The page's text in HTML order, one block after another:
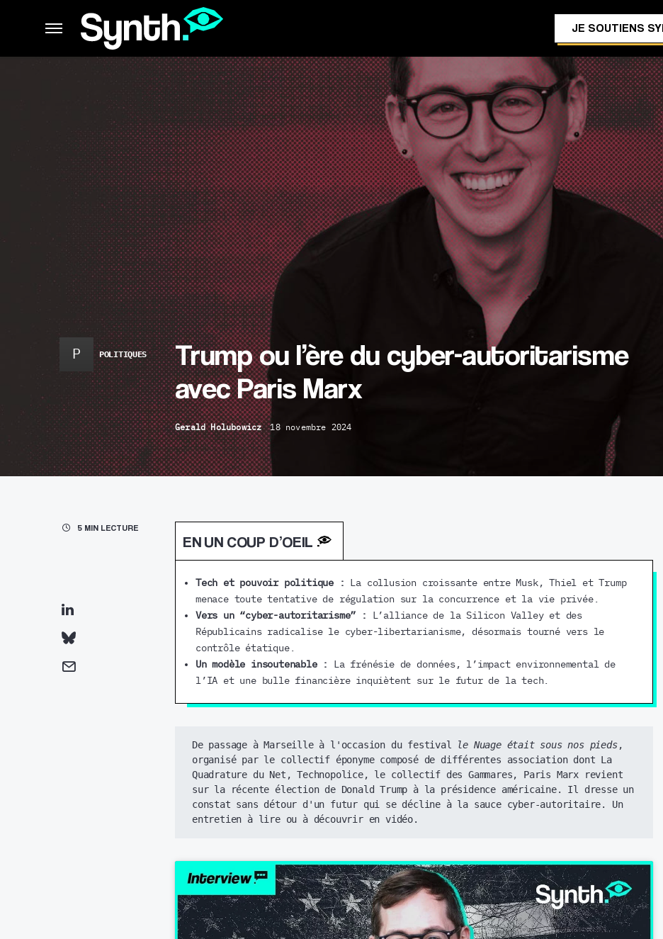
JE SOUTIENS
P POLITIQUES
Trump ou l’ère du cyber-autoritarisme
avec Paris Marx
Gerald Holubowicz 18 novembre 2024
5 MIN LECTURE
EN UN COUP D’OEIL
Tech et pouvoir politique :
La collusion croissante entre Musk, Thiel et Trump
menace toute tentative de régulation sur la concurrence et la vie privée.
Vers un “cyber-autoritarisme” :
L’alliance de la Silicon Valley et des
Républicains radicalise le cyber-libertarianisme, désormais tourné vers le
contrôle étatique.
Un modèle insoutenable :
La frénésie de données, l’impact environnemental de
l’IA et une bulle financière inquiètent sur le futur de la tech.
De passage à Marseille à l'occasion du festival le Nuage était sous nos pieds,
organisé par le collectif éponyme composé de différentes association dont La
Quadrature du Net , Technopolice, le collectif des Gammares, Paris Marx revient
sur la récente élection de Donald Trump à la présidence américaine. Il dresse un
constat sans détour d'un futur qui se décline à la sauce cyber-autoritaire. Un
entretien à lire ou à découvrir en vidéo.